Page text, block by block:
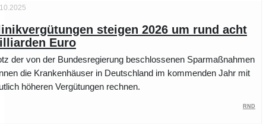
steigen 2026 um rund acht
Euro
der von der Bundesregierung beschlossenen Sparmaßnahmen
die Krankenhäuser in Deutschland im kommenden Jahr mit
höheren Vergütungen rechnen.
RND